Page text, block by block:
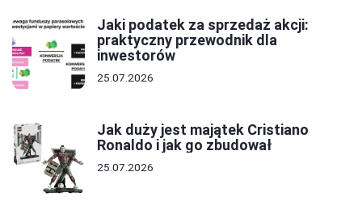
Jaki podatek za sprzedaż akcji:
praktyczny przewodnik dla
inwestorów
25.07.2026
Jak duży jest majątek Cristiano
Ronaldo i jak go zbudował
25.07.2026